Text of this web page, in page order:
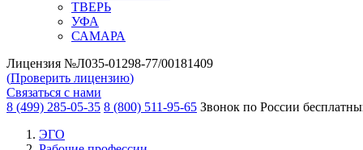
ТВЕРЬ
УФА
САМАРА
Лицензия №Л035-01298-77/00181409
(Проверить лицензию)
Связаться с нами
8 (499) 285-05-35 8 (800) 511-95-65 Звонок по России
ЭГО